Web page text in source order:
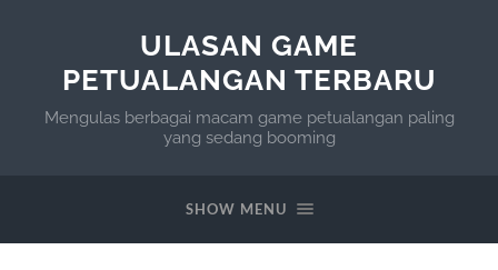
ULASAN GAME
PETUALANGAN TERBARU
Mengulas berbagai macam game petualangan paling
yang sedang booming
SHOW MENU